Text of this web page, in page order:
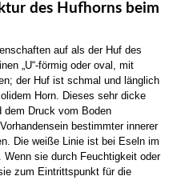
des Hufhorns beim
auf als der Huf des
„U“-förmig oder oval, mit
der Huf ist schmal und länglich
Horn. Dieses sehr dicke
dem Druck vom Boden
bestimmter innerer
Die weiße Linie ist bei Eseln im
sie durch Feuchtigkeit oder
zum Eintrittspunkt für die